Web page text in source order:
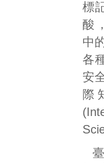
標
酸
中
各
安
際